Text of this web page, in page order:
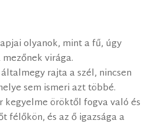
olyanok, mint a fű, úgy
virága.
rajta a szél, nincsen
sem ismeri azt többé.
kegyelme öröktől fogva való és
félőkön, és az ő igazsága a